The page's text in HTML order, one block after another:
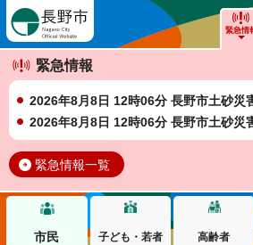
緊急情
緊急情報
2026年8月8日 12時06分 長野市土砂災
2026年8月8日 12時06分 長野市土砂災
緊急情報一覧
市民 子ども・若者 高齢者